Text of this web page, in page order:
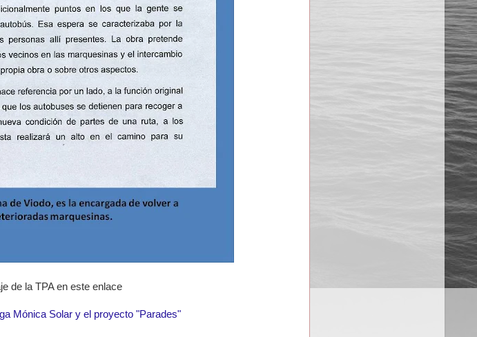
de la TPA en este enlace
Mónica Solar y el proyecto "Parades"